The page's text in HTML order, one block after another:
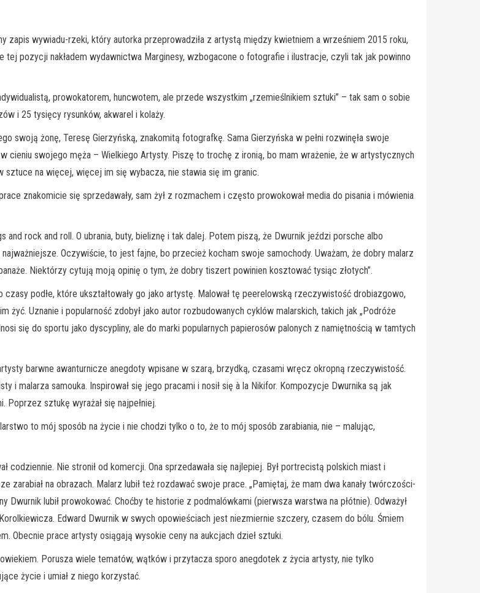
zapis wywiadu-rzeki, który autorka przeprowadziła z artystą między kwietniem a wrześniem 2015 roku,
pozycji nakładem wydawnictwa Marginesy, wzbogacone o fotografie i ilustracje, czyli tak jak powinno
prowokatorem, huncwotem, ale przede wszystkim „rzemieślnikiem sztuki” – tak sam o sobie
i 25 tysięcy rysunków, akwarel i kolaży.
swoją żonę, Teresę Gierzyńską, znakomitą fotografkę. Sama Gierzyńska w pełni rozwinęła swoje
cieniu swojego męża – Wielkiego Artysty. Piszę to trochę z ironią, bo mam wrażenie, że w artystycznych
na więcej, więcej im się wybacza, nie stawia się im granic.
znakomicie się sprzedawały, sam żył z rozmachem i często prowokował media do pisania i mówienia
and rock and roll. O ubrania, buty, bieliznę i tak dalej. Potem piszą, że Dwurnik jeździ porsche albo
Oczywiście, to jest fajne, bo przecież kocham swoje samochody. Uważam, że dobry malarz
Niektórzy cytują moją opinię o tym, że dobry tiszert powinien kosztować tysiąc złotych”.
podłe, które ukształtowały go jako artystę. Malował tę peerelowską rzeczywistość drobiazgowo,
Uznanie i popularność zdobył jako autor rozbudowanych cyklów malarskich, takich jak „Podróże
się do sportu jako dyscypliny, ale do marki popularnych papierosów palonych z namiętnością w tamtych
barwne awanturnicze anegdoty wpisane w szarą, brzydką, czasami wręcz okropną rzeczywistość.
i malarza samouka. Inspirował się jego pracami i nosił się à la Nikifor. Kompozycje Dwurnika są jak
Poprzez sztukę wyrażał się najpełniej.
to mój sposób na życie i nie chodzi tylko o to, że to mój sposób zarabiania, nie – malując,
codziennie. Nie stronił od komercji. Ona sprzedawała się najlepiej. Był portrecistą polskich miast i
zarabiał na obrazach. Malarz lubił też rozdawać swoje prace. „Pamiętaj, że mam dwa kanały twórczości-
lubił prowokować. Choćby te historie z podmalówkami (pierwsza warstwa na płótnie). Odważył
Edward Dwurnik w swych opowieściach jest niezmiernie szczery, czasem do bólu. Śmiem
Obecnie prace artysty osiągają wysokie ceny na aukcjach dzieł sztuki.
Porusza wiele tematów, wątków i przytacza sporo anegdotek z życia artysty, nie tylko
życie i umiał z niego korzystać.